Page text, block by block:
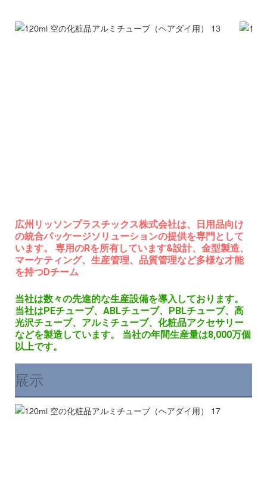
広州リッソンプラスチックス株式会社は、日用品向け
の統合パッケージソリューションの提供を専門として
います。 専用のRを所有しています&設計、金型製造、
マーケティング、生産管理、品質管理など多様な才能
を持つDチーム
当社は数々の先進的な生産設備を導入しております。
当社はPEチューブ、ABLチューブ、PBLチューブ、高
光沢チューブ、アルミチューブ、化粧品アクセサリー
などを製造しています。 当社の年間生産量は8,000万個
以上です。
展示